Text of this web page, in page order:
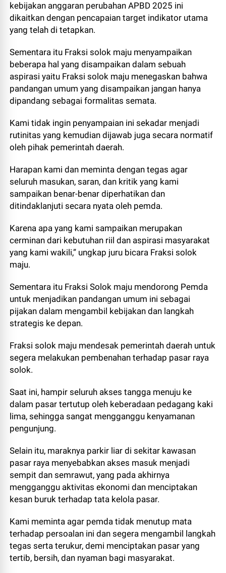
kebijakan anggaran perubahan APBD 2025 ini
dikaitkan dengan pencapaian target indikator utama
yang telah di tetapkan.
Sementara itu Fraksi solok maju menyampaikan
beberapa hal yang disampaikan dalam sebuah
aspirasi yaitu Fraksi solok maju menegaskan bahwa
pandangan umum yang disampaikan jangan hanya
dipandang sebagai formalitas semata.
Kami tidak ingin penyampaian ini sekadar menjadi
rutinitas yang kemudian dijawab juga secara normatif
oleh pihak pemerintah daerah.
Harapan kami dan meminta dengan tegas agar
seluruh masukan, saran, dan kritik yang kami
sampaikan benar-benar diperhatikan dan
ditindaklanjuti secara nyata oleh pemda.
Karena apa yang kami sampaikan merupakan
cerminan dari kebutuhan riil dan aspirasi masyarakat
yang kami wakili,” ungkap juru bicara Fraksi solok
maju.
Sementara itu Fraksi Solok maju mendorong Pemda
untuk menjadikan pandangan umum ini sebagai
pijakan dalam mengambil kebijakan dan langkah
strategis ke depan.
Fraksi solok maju mendesak pemerintah daerah untuk
segera melakukan pembenahan terhadap pasar raya
solok.
Saat ini, hampir seluruh akses tangga menuju ke
dalam pasar tertutup oleh keberadaan pedagang kaki
lima, sehingga sangat mengganggu kenyamanan
pengunjung.
Selain itu, maraknya parkir liar di sekitar kawasan
pasar raya menyebabkan akses masuk menjadi
sempit dan semrawut, yang pada akhirnya
mengganggu aktivitas ekonomi dan menciptakan
kesan buruk terhadap tata kelola pasar.
Kami meminta agar pemda tidak menutup mata
terhadap persoalan ini dan segera mengambil langkah
tegas serta terukur, demi menciptakan pasar yang
tertib, bersih, dan nyaman bagi masyarakat.